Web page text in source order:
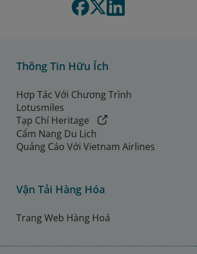
Thông Tin Hữu Ích
Hợp Tác Với Chương Trình
Lotusmiles
Tạp Chí Heritage
Cẩm Nang Du Lịch
Quảng Cáo Với Vietnam Airlines
Vận Tải Hàng Hóa
Trang Web Hàng Hoá